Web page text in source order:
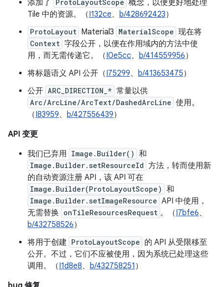
添加了
ProtoLayoutScope 概念，以便更好地处理
Tile 中的资源。（I132ce、 b/428692423）
ProtoLayout Material3 MaterialScope 现在将
Context 字段公开，以便在作用域内的方法中使
用，而无需传递它。（I0e5cc、 b/414559956）
将标题语义 API 公开（I75299、 b/413653475）
公开 ARC_DIRECTION_* 常量以供
Arc/ArcLine/ArcText/DashedArcLine 使用。
（I83959、 b/427556439）
API 变更
我们已弃用 Image.Builder() 和
Image.Builder.setResourceId 方法，转而使用新
的自动资源注册 API，该 API 可在
Image.Builder(ProtoLayoutScope) 和
Image.Builder.setImageResource API 中使用，
无需替换 onTileResourcesRequest 。（I7bfe6、
b/432758526）
将用于创建 ProtoLayoutScope 的 API 从受限移至
公开。不过，它们不应被使用，因为系统已处理这些
调用。（I1d8e8、 b/432758251 ）